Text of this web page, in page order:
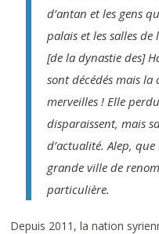
d’antan et les gens
palais et les salles
[de la dynastie des]
sont décédés mais la
merveilles ! Elle
disparaissent, mais
d’actualité. Alep,
grande ville de
particulière.
Depuis 2011, la nation